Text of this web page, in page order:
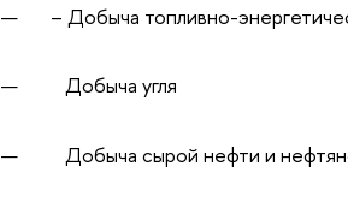
– Добыча топливно-
Добыча угля
Добыча сырой нефти и